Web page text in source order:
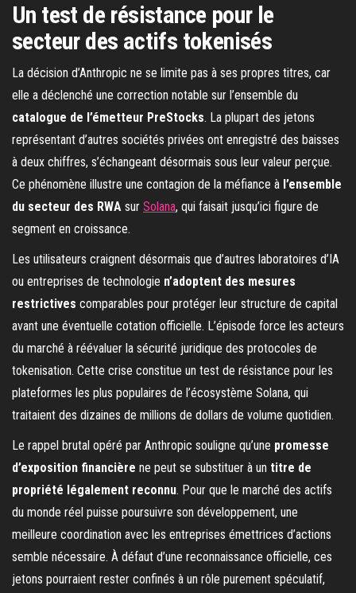
Un test de résistance pour le
secteur des actifs tokenisés
La décision d’Anthropic ne se limite pas à ses propres titres, car
elle a déclenché une correction notable sur l’ensemble du
catalogue de l’émetteur PreStocks. La plupart des jetons
représentant d’autres sociétés privées ont enregistré des baisses
à deux chiffres, s’échangeant désormais sous leur valeur perçue.
Ce phénomène illustre une contagion de la méfiance à l’ensemble
du secteur des RWA sur Solana, qui faisait jusqu’ici figure de
segment en croissance.
Les utilisateurs craignent désormais que d’autres laboratoires d’IA
ou entreprises de technologie n’adoptent des mesures
restrictives comparables pour protéger leur structure de capital
avant une éventuelle cotation officielle. L’épisode force les acteurs
du marché à réévaluer la sécurité juridique des protocoles de
tokenisation. Cette crise constitue un test de résistance pour les
plateformes les plus populaires de l’écosystème Solana, qui
traitaient des dizaines de millions de dollars de volume quotidien.
Le rappel brutal opéré par Anthropic souligne qu’une promesse
d’exposition financière ne peut se substituer à un titre de
propriété légalement reconnu. Pour que le marché des actifs
du monde réel puisse poursuivre son développement, une
meilleure coordination avec les entreprises émettrices d’actions
semble nécessaire. À défaut d’une reconnaissance officielle, ces
jetons pourraient rester confinés à un rôle purement spéculatif,